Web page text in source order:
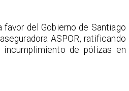
favor del Gobierno de Santiago
ASPOR, ratificando
de pólizas en